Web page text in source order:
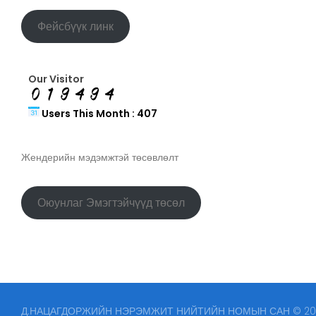
Фейсбүүк линк
Our Visitor
Users This Month : 407
Жендерийн мэдэмжтэй төсөвлөлт
Оюунлаг Эмэгтэйчүүд төсөл
Д.НАЦАГДОРЖИЙН НЭРЭМЖИТ НИЙТИЙН НОМЫН САН ©